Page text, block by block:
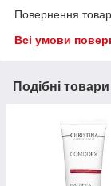
Повернення
Всі умови
Подібні